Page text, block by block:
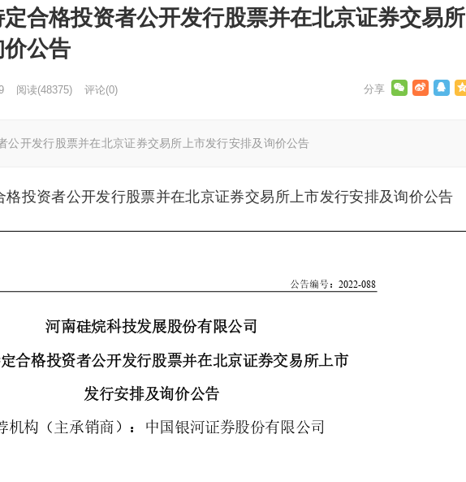
合格投资者公开发行股票并在北京证券交易所
公告
阅读(48375) 评论(0)
公开发行股票并在北京证券交易所上市发行安排及询价公告
格投资者公开发行股票并在北京证券交易所上市发行安排及询价公告